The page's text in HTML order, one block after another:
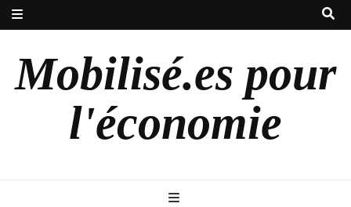
Mobilisé.es pour
l'économie